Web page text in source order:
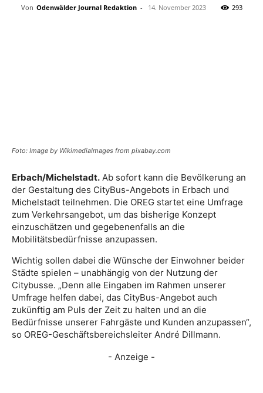
Von Odenwälder Journal Redaktion - 14. November 2023 293
Foto: Image by WikimediaImages from pixabay.com
Erbach/Michelstadt. Ab sofort kann die Bevölkerung an
der Gestaltung des CityBus-Angebots in Erbach und
Michelstadt teilnehmen. Die OREG startet eine Umfrage
zum Verkehrsangebot, um das bisherige Konzept
einzuschätzen und gegebenenfalls an die
Mobilitätsbedürfnisse anzupassen.
Wichtig sollen dabei die Wünsche der Einwohner beider
Städte spielen – unabhängig von der Nutzung der
Citybusse. „Denn alle Eingaben im Rahmen unserer
Umfrage helfen dabei, das CityBus-Angebot auch
zukünftig am Puls der Zeit zu halten und an die
Bedürfnisse unserer Fahrgäste und Kunden anzupassen“,
so OREG-Geschäftsbereichsleiter André Dillmann.
- Anzeige -